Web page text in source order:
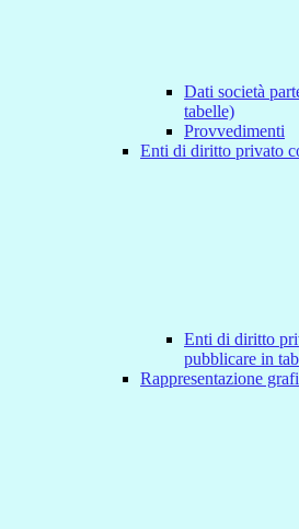
Dati società
tabelle)
Provvedimenti
Enti di diritto privato
Enti di diritto
pubblicare in
Rappresentazione